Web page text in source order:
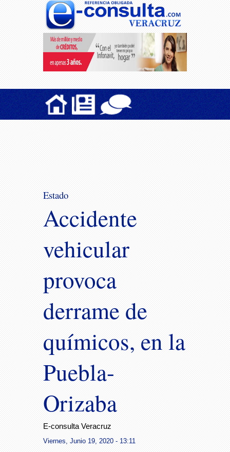
Estado
Accidente
vehicular
provoca
derrame de
químicos, en la
Puebla-
Orizaba
E-consulta Veracruz
Viernes, Junio 19, 2020 - 13:11